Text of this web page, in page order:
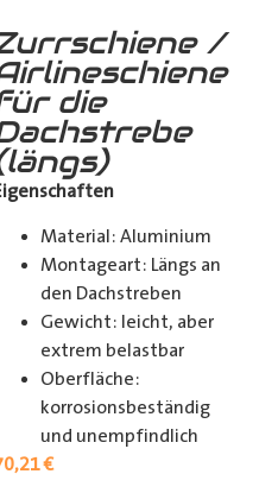
/
die
Material: Aluminium
Montageart: Längs an
den Dachstreben
Gewicht: leicht, aber
extrem belastbar
Oberfläche:
korrosionsbeständig
und unempfindlich
€